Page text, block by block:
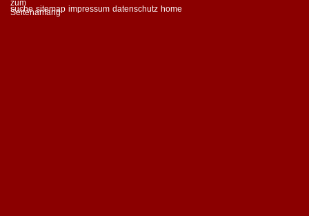
suche sitemap impressum datenschutz home